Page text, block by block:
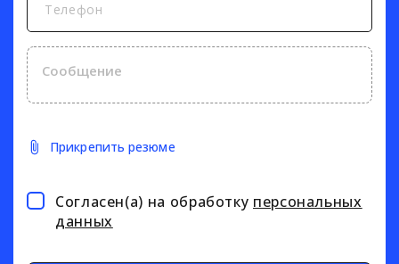
Телефон
Прикрепить резюме
Согласен(а) на обработку персональных
данных